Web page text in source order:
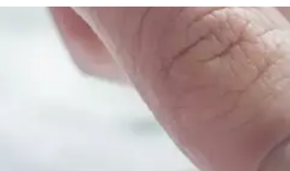
ומיתוג. במרץ האחרון זינקו מכירות המגבונים בניו יורק ב-451% ובפלורידה ב-1,079% בהשוואה
מזריקת מגבונים
כך למשל, כשבוע לאחר
'סטארבקס' על לקוחותיה
איסוף בקבוקי פיקדון
משבר הקורונה הופך את ה'חד-